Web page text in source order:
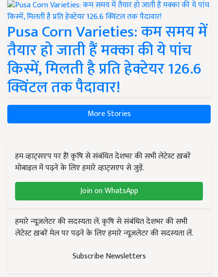
Pusa Corn Varieties: कम समय में
तैयार हो जाती हैं मक्का की ये पांच
किस्में, मिलती है प्रति हेक्टेयर 126.6
क्विंटल तक पैदावार!
More Stories
हम व्हाट्सएप पर हैं! कृषि से संबंधित देशभर की सभी लेटेस्ट ख़बरें
मोबाइल में पढ़ने के लिए हमारे व्हाट्सएप से जुड़ें.
Join on WhatsApp
हमारे न्यूज़लेटर की सदस्यता लें. कृषि से संबंधित देशभर की सभी
लेटेस्ट ख़बरें मेल पर पढ़ने के लिए हमारे न्यूज़लेटर की सदस्यता लें.
Subscribe Newsletters